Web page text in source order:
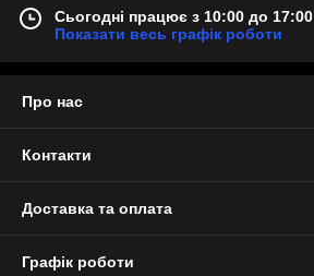
Сьогодні працює з 10:00 до 17:00
Показати весь графік роботи
Про нас
Контакти
Доставка та оплата
Графік роботи